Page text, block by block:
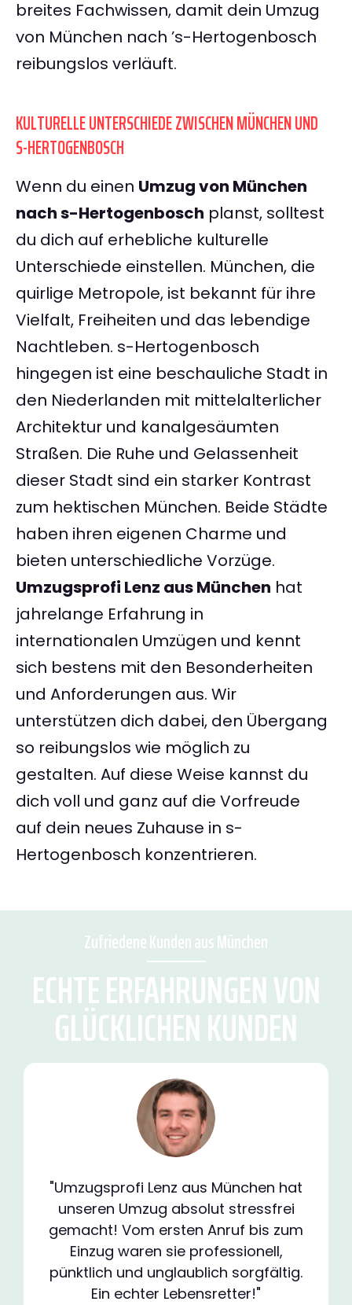
breites Fachwissen, damit dein Umzug
von München nach ’s-Hertogenbosch
reibungslos verläuft.
KULTURELLE UNTERSCHIEDE ZWISCHEN MÜNCHEN UND
S-HERTOGENBOSCH
Wenn du einen Umzug von München
nach s-Hertogenbosch planst, solltest
du dich auf erhebliche kulturelle
Unterschiede einstellen. München, die
quirlige Metropole, ist bekannt für ihre
Vielfalt, Freiheiten und das lebendige
Nachtleben. s-Hertogenbosch
hingegen ist eine beschauliche Stadt in
den Niederlanden mit mittelalterlicher
Architektur und kanalgesäumten
Straßen. Die Ruhe und Gelassenheit
dieser Stadt sind ein starker Kontrast
zum hektischen München. Beide Städte
haben ihren eigenen Charme und
bieten unterschiedliche Vorzüge.
Umzugsprofi Lenz aus München hat
jahrelange Erfahrung in
internationalen Umzügen und kennt
sich bestens mit den Besonderheiten
und Anforderungen aus. Wir
unterstützen dich dabei, den Übergang
so reibungslos wie möglich zu
gestalten. Auf diese Weise kannst du
dich voll und ganz auf die Vorfreude
auf dein neues Zuhause in s-
Hertogenbosch konzentrieren.
Zufriedene Kunden aus München
ECHTE ERFAHRUNGEN VON
GLÜCKLICHEN KUNDEN
"Umzugsprofi Lenz aus München hat
unseren Umzug absolut stressfrei
gemacht! Vom ersten Anruf bis zum
Einzug waren sie professionell,
pünktlich und unglaublich sorgfältig.
Ein echter Lebensretter!"